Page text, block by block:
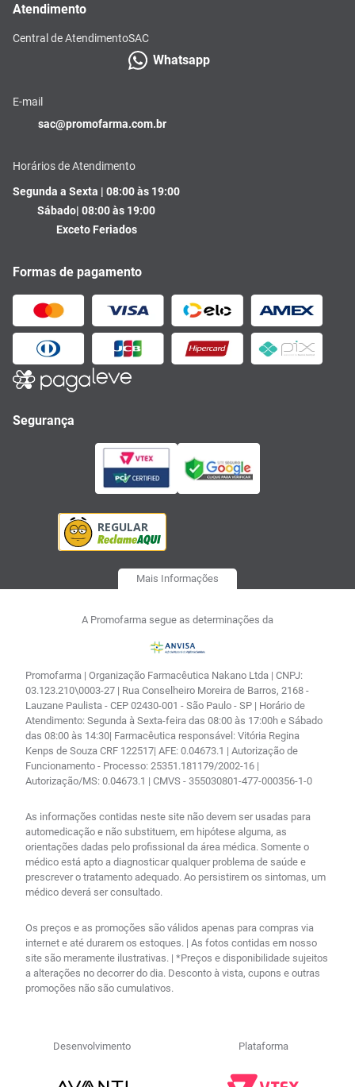
Atendimento
Central de AtendimentoSAC
Whatsapp
E-mail
sac@promofarma.com.br
Horários de Atendimento
Segunda a Sexta | 08:00 às 19:00
Sábado| 08:00 às 19:00
Exceto Feriados
Formas de pagamento
Segurança
Mais Informações
A Promofarma segue as determinações da
Promofarma | Organização Farmacêutica Nakano Ltda | CNPJ:
03.123.210\0003-27 | Rua Conselheiro Moreira de Barros, 2168 -
Lauzane Paulista - CEP 02430-001 - São Paulo - SP | Horário de
Atendimento: Segunda à Sexta-feira das 08:00 às 17:00h e Sábado
das 08:00 às 14:30| Farmacêutica responsável: Vitória Regina
Kenps de Souza CRF 122517| AFE: 0.04673.1 | Autorização de
Funcionamento - Processo: 25351.181179/2002-16 |
Autorização/MS: 0.04673.1 | CMVS - 355030801-477-000356-1-0
As informações contidas neste site não devem ser usadas para
automedicação e não substituem, em hipótese alguma, as
orientações dadas pelo profissional da área médica. Somente o
médico está apto a diagnosticar qualquer problema de saúde e
prescrever o tratamento adequado. Ao persistirem os sintomas, um
médico deverá ser consultado.
Os preços e as promoções são válidos apenas para compras via
internet e até durarem os estoques. | As fotos contidas em nosso
site são meramente ilustrativas. | *Preços e disponibilidade sujeitos
a alterações no decorrer do dia. Desconto à vista, cupons e outras
promoções não são cumulativos.
Desenvolvimento Plataforma